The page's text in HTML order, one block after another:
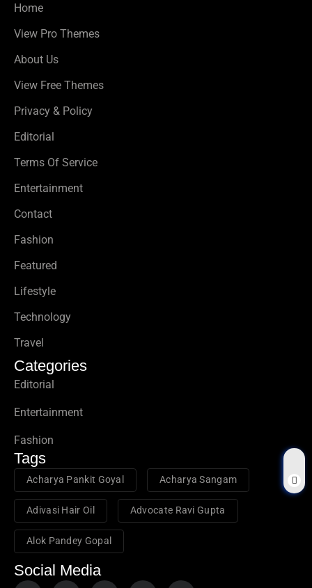
Home
View Pro Themes
About Us
View Free Themes
Privacy & Policy
Editorial
Terms Of Service
Entertainment
Contact
Fashion
Featured
Lifestyle
Technology
Travel
Categories
Editorial
Entertainment
Fashion
Tags
Acharya Pankit Goyal Acharya Sangam
Adivasi Hair Oil Advocate Ravi Gupta
Alok Pandey Gopal
Social Media